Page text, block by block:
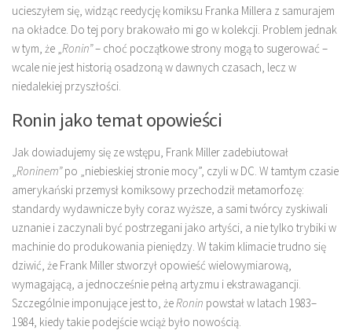
ucieszyłem się, widząc reedycję komiksu Franka Millera z samurajem
na okładce. Do tej pory brakowało mi go w kolekcji. Problem jednak
w tym, że „Ronin”– choć początkowe strony mogą to sugerować –
wcale nie jest historią osadzoną w dawnych czasach, lecz w
niedalekiej przyszłości.
Ronin jako temat opowieści
Jak dowiadujemy się ze wstępu, Frank Miller zadebiutował
„Roninem”po „niebieskiej stronie mocy”, czyli w DC. W tamtym czasie
amerykański przemysł komiksowy przechodził metamorfozę:
standardy wydawnicze były coraz wyższe, a sami twórcy zyskiwali
uznanie i zaczynali być postrzegani jako artyści, a nie tylko trybiki w
machinie do produkowania pieniędzy. W takim klimacie trudno się
dziwić, że Frank Miller stworzył opowieść wielowymiarową,
wymagającą, a jednocześnie pełną artyzmu i ekstrawagancji.
Szczególnie imponujące jest to, żeRonin powstał w latach 1983–
1984, kiedy takie podejście wciąż było nowością.